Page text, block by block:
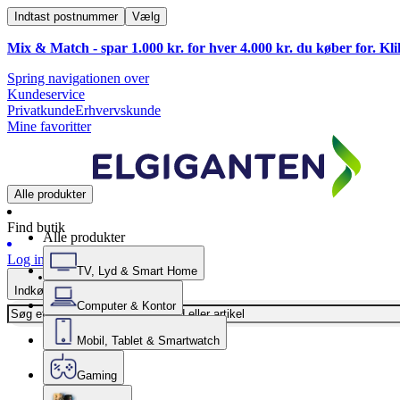
Indtast postnummer Vælg
Mix & Match - spar 1.000 kr. for hver 4.000 kr. du køber for.
Spring navigationen over
Kundeservice
PrivatkundeErhvervskunde
Mine favoritter
Alle produkter
Find butik
Log ind
Indkøbskurv
Alle produkter
TV, Lyd & Smart Home
Computer & Kontor
Mobil, Tablet & Smartwatch
Gaming